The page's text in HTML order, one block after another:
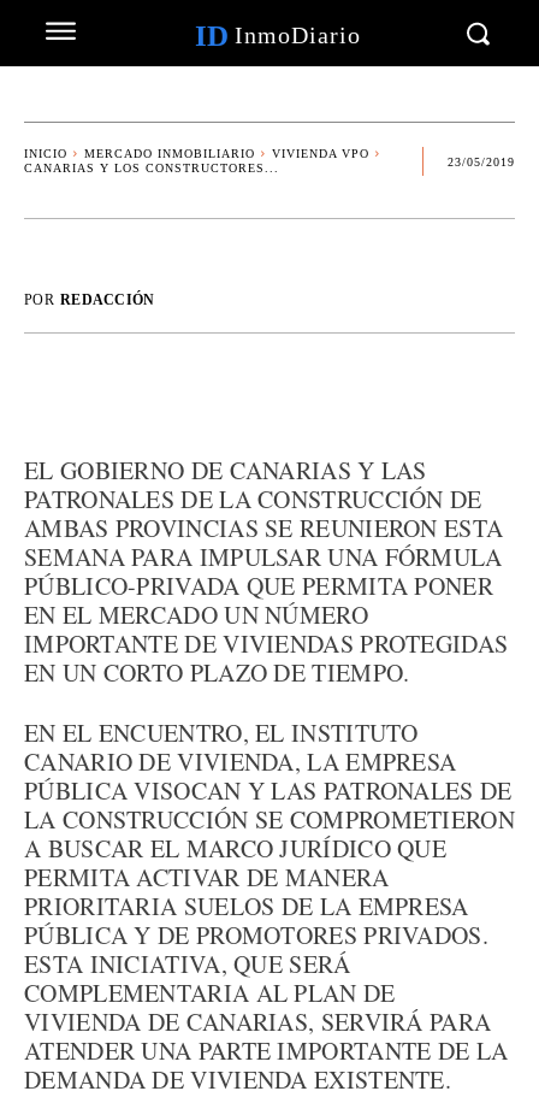
ID InmoDiario
INICIO MERCADO INMOBILIARIO
VIVIENDA VPO
CANARIAS Y LOS CONSTRUCTORES...
23/05/2019
POR REDACCIÓN
EL GOBIERNO DE CANARIAS Y LAS
PATRONALES DE LA CONSTRUCCIÓN DE
AMBAS PROVINCIAS SE REUNIERON ESTA
SEMANA PARA IMPULSAR UNA FÓRMULA
PÚBLICO-PRIVADA QUE PERMITA PONER
EN EL MERCADO UN NÚMERO
IMPORTANTE DE VIVIENDAS PROTEGIDAS
EN UN CORTO PLAZO DE TIEMPO.
EN EL ENCUENTRO, EL INSTITUTO
CANARIO DE VIVIENDA, LA EMPRESA
PÚBLICA VISOCAN Y LAS PATRONALES DE
LA CONSTRUCCIÓN SE COMPROMETIERON
A BUSCAR EL MARCO JURÍDICO QUE
PERMITA ACTIVAR DE MANERA
PRIORITARIA SUELOS DE LA EMPRESA
PÚBLICA Y DE PROMOTORES PRIVADOS.
ESTA INICIATIVA, QUE SERÁ
COMPLEMENTARIA AL PLAN DE
VIVIENDA DE CANARIAS, SERVIRÁ PARA
ATENDER UNA PARTE IMPORTANTE DE LA
DEMANDA DE VIVIENDA EXISTENTE.